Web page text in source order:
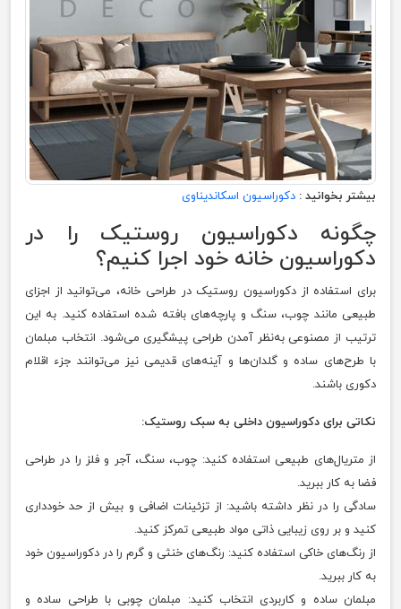
بیشتر بخوانید : دکوراسیون اسکاندیناوی
چگونه دکوراسیون روستیک را در
دکوراسیون خانه خود اجرا کنیم؟
برای استفاده از دکوراسیون روستیک در طراحی خانه، می‌توانید از اجزای
طبیعی مانند چوب، سنگ و پارچه‌های بافته شده استفاده کنید. به این
ترتیب از مصنوعی به‌نظر آمدن طراحی پیشگیری می‌شود. انتخاب مبلمان
با طرح‌های ساده و گلدان‌ها و آینه‌های قدیمی نیز می‌توانند جزء اقلام
دکوری باشند.
نکاتی برای دکوراسیون داخلی به سبک روستیک:
از متریال‌های طبیعی استفاده کنید: چوب، سنگ، آجر و فلز را در طراحی
فضا به کار ببرید.
سادگی را در نظر داشته باشید: از تزئینات اضافی و بیش از حد خودداری
کنید و بر روی زیبایی ذاتی مواد طبیعی تمرکز کنید.
از رنگ‌های خاکی استفاده کنید: رنگ‌های خنثی و گرم را در دکوراسیون خود
به کار ببرید.
مبلمان ساده و کاربردی انتخاب کنید: مبلمان چوبی با طراحی ساده و